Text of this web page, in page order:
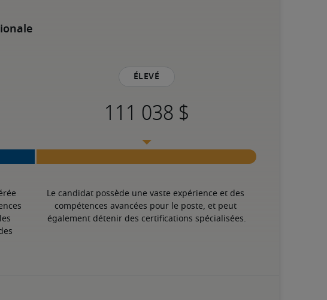
Élevé
Le candidat possède une vaste expérience et des
compétences avancées pour le poste, et peut
également détenir des certifications spécialisées.